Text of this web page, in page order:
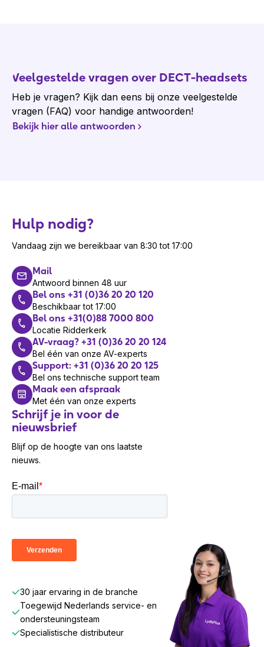
Veelgestelde vragen over DECT-headsets
Heb je vragen? Kijk dan eens bij onze veelgestelde
vragen (FAQ) voor handige antwoorden!
Bekijk hier alle antwoorden
Hulp nodig?
Vandaag zijn we bereikbaar van 8:30 tot 17:00
Mail
Antwoord binnen 48 uur
Bel ons +31 (0)36 20 20 120
Beschikbaar tot 17:00
Bel ons +31(0)88 7000 800
Locatie Ridderkerk
AV-vraag? +31 (0)36 20 20 124
Bel één van onze AV-experts
Support: +31 (0)36 20 20 125
Bel ons technische support team
Maak een afspraak
Met één van onze experts
Schrijf je in voor de
nieuwsbrief
Blijf op de hoogte van ons laatste
nieuws.
30 jaar ervaring in de branche
Toegewijd Nederlands service- en
ondersteuningsteam
Specialistische distributeur